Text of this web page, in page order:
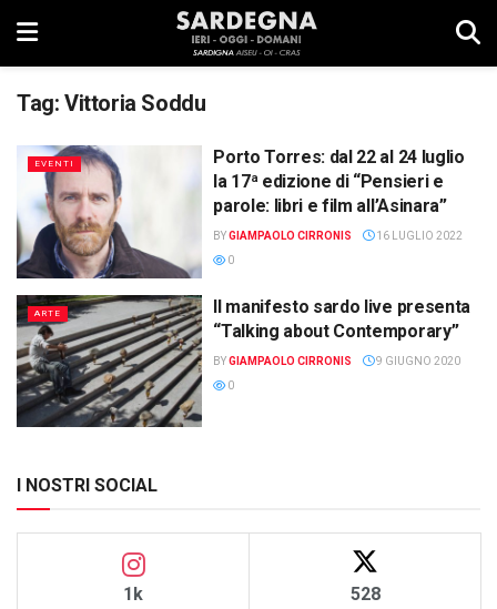
Tag: Vittoria Soddu
EVENTI
Porto Torres: dal 22 al 24 luglio
la 17ª edizione di “Pensieri e
parole: libri e film all’Asinara”
BYGIAMPAOLO CIRRONIS
16 LUGLIO 2022
0
ARTE
Il manifesto sardo live presenta
“Talking about Contemporary”
BYGIAMPAOLO CIRRONIS
9 GIUGNO 2020
0
I NOSTRI SOCIAL
1k 528